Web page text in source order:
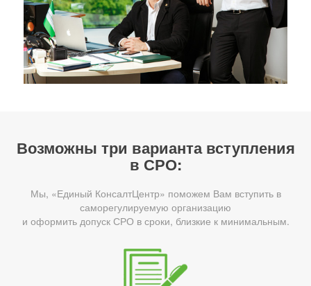
Возможны три варианта вступления
в СРО:
Мы, «Единый КонсалтЦентр» поможем Вам вступить в
саморегулируемую организацию
и оформить допуск СРО в сроки, близкие к минимальным.